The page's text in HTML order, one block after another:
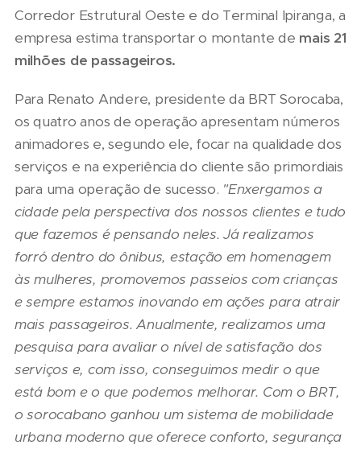
Corredor Estrutural Oeste e do Terminal Ipiranga, a
empresa estima transportar o montante de mais 21
milhões de passageiros.
Para Renato Andere, presidente da BRT Sorocaba,
os quatro anos de operação apresentam números
animadores e, segundo ele, focar na qualidade dos
serviços e na experiência do cliente são primordiais
para uma operação de sucesso. "Enxergamos a
cidade pela perspectiva dos nossos clientes e tudo
que fazemos é pensando neles. Já realizamos
forró dentro do ônibus, estação em homenagem
às mulheres, promovemos passeios com crianças
e sempre estamos inovando em ações para atrair
mais passageiros. Anualmente, realizamos uma
pesquisa para avaliar o nível de satisfação dos
serviços e, com isso, conseguimos medir o que
está bom e o que podemos melhorar. Com o BRT,
o sorocabano ganhou um sistema de mobilidade
urbana moderno que oferece conforto, segurança